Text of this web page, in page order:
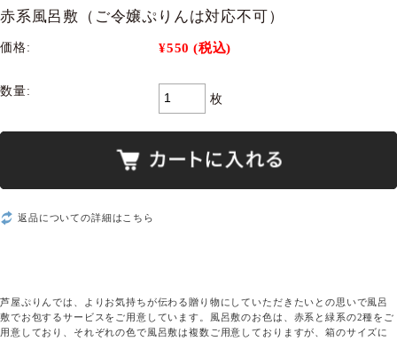
赤系風呂敷（ご令嬢ぷりんは対応不可）
価格: ¥550 (税込)
数量:
枚
返品についての詳細はこちら
芦屋ぷりんでは、よりお気持ちが伝わる贈り物にしていただきたいとの思いで風呂
敷でお包するサービスをご用意しています。風呂敷のお色は、赤系と緑系の2種をご
用意しており、それぞれの色で風呂敷は複数ご用意しておりますが、箱のサイズに